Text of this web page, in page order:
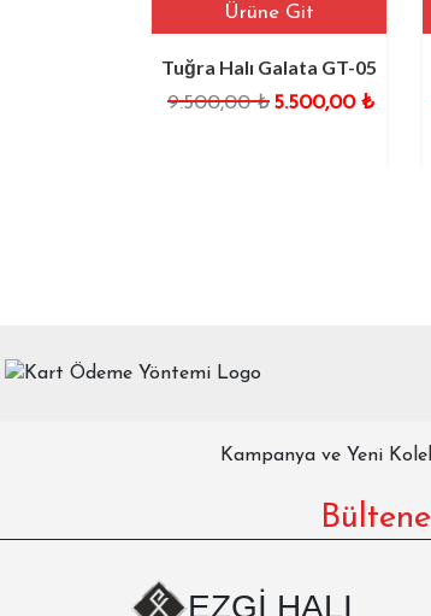
Ürüne Git
Tuğra Halı Galata GT-05
9.500,00₺5.500,00₺
Kampanya ve Yeni
EZGİ HALI